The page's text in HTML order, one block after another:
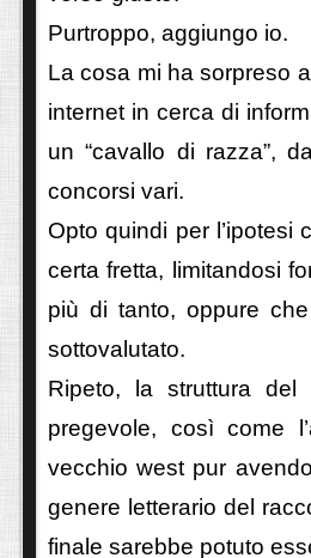
Purtroppo, aggiungo io.
La cosa mi ha sorpreso
internet in cerca di
un “cavallo di razza”,
concorsi vari.
Opto quindi per
certa fretta, limitandosi
più di tanto, oppure
sottovalutato.
Ripeto, la struttura
pregevole, così come
vecchio west pur
genere letterario del
finale sarebbe potuto